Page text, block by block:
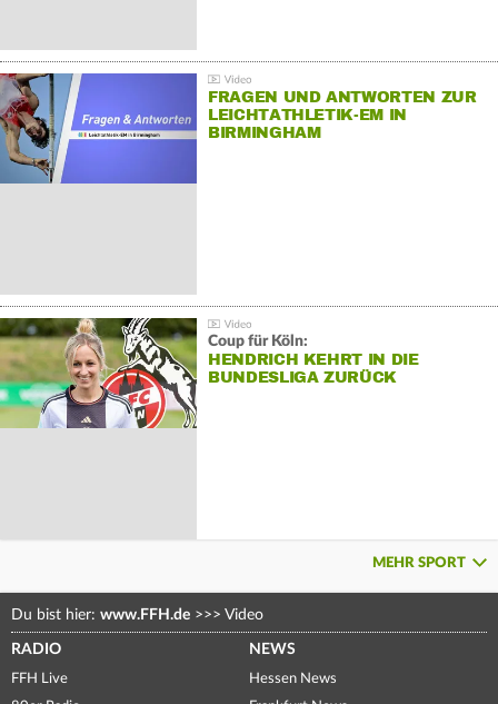
FRAGEN UND ANTWORTEN ZUR
LEICHTATHLETIK-EM IN
BIRMINGHAM
Coup für Köln:
HENDRICH KEHRT IN DIE
BUNDESLIGA ZURÜCK
MEHR SPORT
Du bist hier: www.FFH.de >>> Video
RADIO
FFH Live
NEWS
Hessen News